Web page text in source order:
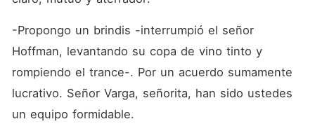
-Propongo un brindis -interrumpió el señor
Hoffman, levantando su copa de vino tinto y
rompiendo el trance-. Por un acuerdo sumamente
lucrativo. Señor Varga, señorita, han sido ustedes
un equipo formidable.